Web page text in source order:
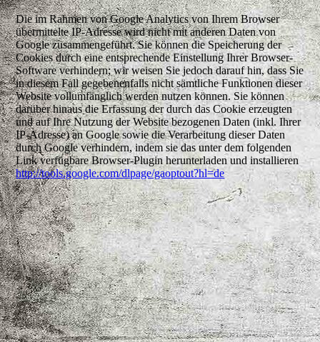
Die im Rahmen von Google Analytics von Ihrem Browser
übermittelte IP-Adresse wird nicht mit anderen Daten von
Google zusammengeführt. Sie können die Speicherung der
Cookies durch eine entsprechende Einstellung Ihrer Browser-
Software verhindern; wir weisen Sie jedoch darauf hin, dass Sie
in diesem Fall gegebenenfalls nicht sämtliche Funktionen dieser
Website vollumfänglich werden nutzen können. Sie können
darüber hinaus die Erfassung der durch das Cookie erzeugten
und auf Ihre Nutzung der Website bezogenen Daten (inkl. Ihrer
IP-Adresse) an Google sowie die Verarbeitung dieser Daten
durch Google verhindern, indem sie das unter dem folgenden
Link verfügbare Browser-Plugin herunterladen und installieren
http://tools.google.com/dlpage/gaoptout?hl=de